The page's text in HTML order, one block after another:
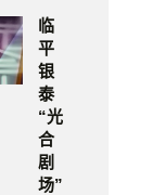
临
平
银
泰
“光
合
剧
场”